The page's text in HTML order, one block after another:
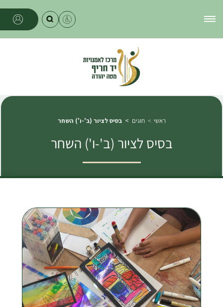
ראשי חוגים בסיס לציור (ב'-ו') השחר
בסיס לציור (ב'-ו') השחר